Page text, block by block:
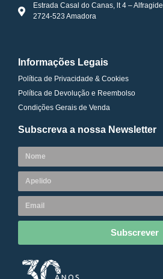
Estrada Casal do Canas, lt 4 – Alfragide
2724-523 Amadora
Informações Legais
Política de Privacidade & Cookies
Política de Devolução e Reembolso
Condições Gerais de Venda
Subscreva a nossa Newsletter
Subscrever